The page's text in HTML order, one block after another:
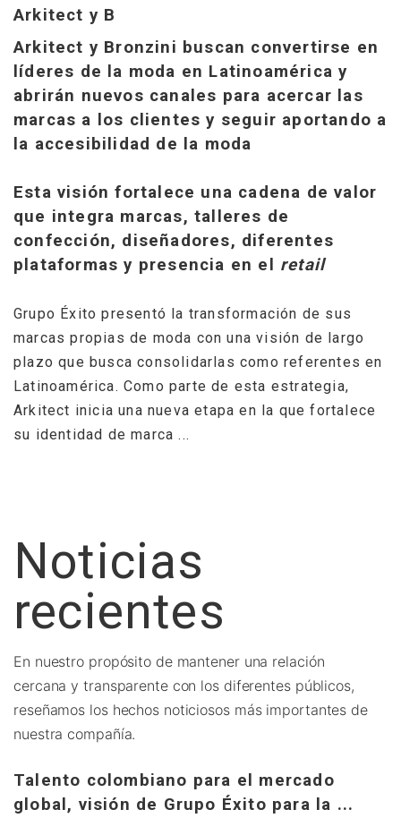
Arkitect y B
Arkitect y Bronzini buscan convertirse en
líderes de la moda en Latinoamérica y
abrirán nuevos canales para acercar las
marcas a los clientes y seguir aportando a
la accesibilidad de la moda
Esta visión fortalece una cadena de valor
que integra marcas, talleres de
confección, diseñadores, diferentes
plataformas y presencia en el retail
Grupo Éxito presentó la transformación de sus
marcas propias de moda con una visión de largo
plazo que busca consolidarlas como referentes en
Latinoamérica. Como parte de esta estrategia,
Arkitect inicia una nueva etapa en la que fortalece
su identidad de marca ...
Noticias
recientes
En nuestro propósito de mantener una relación
cercana y transparente con los diferentes públicos,
reseñamos los hechos noticiosos más importantes de
nuestra compañía.
Talento colombiano para el mercado
global, visión de Grupo Éxito para la ...